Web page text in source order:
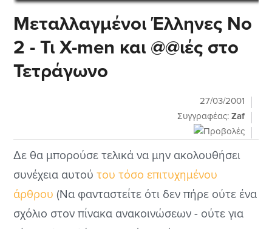
Μεταλλαγμένοι Έλληνες Νο
2 - Τι X-men και @@ιές στο
Τετράγωνο
27/03/2001
Συγγραφέας: Zaf
Δε θα μπορούσε τελικά να μην ακολουθήσει
συνέχεια αυτούτου τόσο επιτυχημένου
άρθρου (Να φανταστείτε ότι δεν πήρε ούτε ένα
σχόλιο στον πίνακα ανακοινώσεων - ούτε για